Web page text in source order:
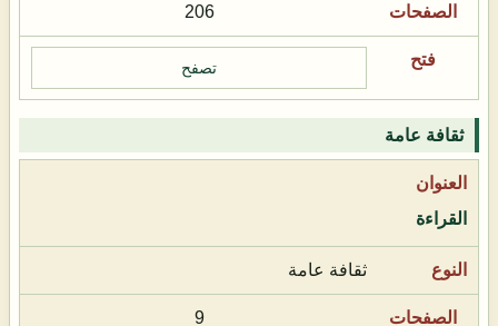
206
تصفح
ثقافة عامة
القراءة
ثقافة عامة
9